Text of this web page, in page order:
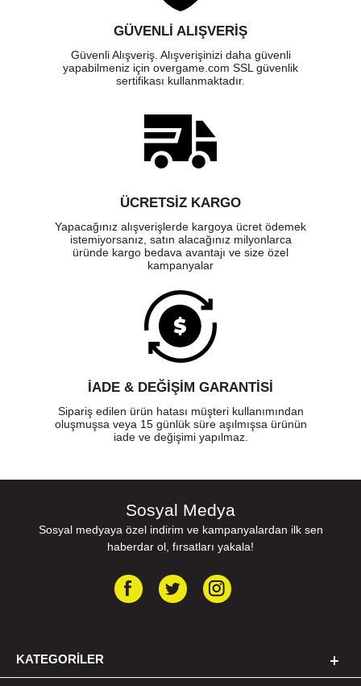
GÜVENLI ALIŞVERIŞ
Güvenli Alışveriş. Alışverişinizi daha güvenli
yapabilmeniz için overgame.com SSL güvenlik
sertifikası kullanmaktadır.
ÜCRETSIZ KARGO
Yapacağınız alışverişlerde kargoya ücret ödemek
istemiyorsanız, satın alacağınız milyonlarca
üründe kargo bedava avantajı ve size özel
kampanyalar
İADE & DEĞİŞİM GARANTİSİ
Sipariş edilen ürün hatası müşteri kullanımından
oluşmuşsa veya 15 günlük süre aşılmışsa ürünün
iade ve değişimi yapılmaz.
Sosyal Medya
Sosyal medyaya özel indirim ve kampanyalardan ilk sen
haberdar ol, fırsatları yakala!
KATEGORILER